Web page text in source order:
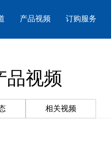
产品视频 订购服务
品视频
相关视频